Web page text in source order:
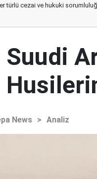
türlü cezai ve hukuki
Suudi
News > Analiz